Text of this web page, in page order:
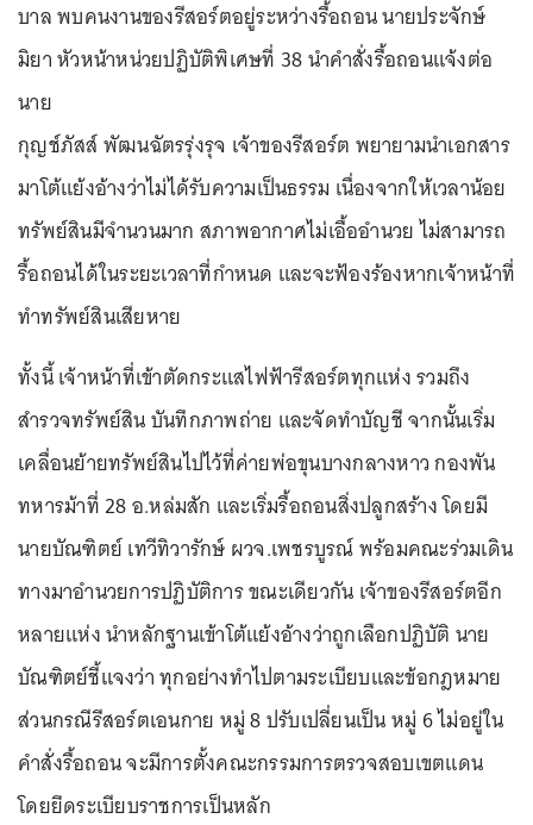
บาล พบคนงานของรีสอร์ตอยู่ระหว่างรื้อถอน นายประจักษ์
มิยา หัวหน้าหน่วยปฏิบัติพิเศษที่ 38 นำคำสั่งรื้อถอนแจ้งต่อ
นาย
กุญช์ภัสส์ พัฒนฉัตรรุ่งรุจ เจ้าของรีสอร์ต พยายามนำเอกสาร
มาโต้แย้งอ้างว่าไม่ได้รับความเป็นธรรม เนื่องจากให้เวลาน้อย
ทรัพย์สินมีจำนวนมาก สภาพอากาศไม่เอื้ออำนวย ไม่สามารถ
รื้อถอนได้ในระยะเวลาที่กำหนด และจะฟ้องร้องหากเจ้าหน้าที่
ทำทรัพย์สินเสียหาย
ทั้งนี้ เจ้าหน้าที่เข้าตัดกระแสไฟฟ้ารีสอร์ตทุกแห่ง รวมถึง
สำรวจทรัพย์สิน บันทึกภาพถ่าย และจัดทำบัญชี จากนั้นเริ่ม
เคลื่อนย้ายทรัพย์สินไปไว้ที่ค่ายพ่อขุนบางกลางหาว กองพัน
ทหารม้าที่ 28 อ.หล่มสัก และเริ่มรื้อถอนสิ่งปลูกสร้าง โดยมี
นายบัณฑิตย์ เทวีทิวารักษ์ ผวจ.เพชรบูรณ์ พร้อมคณะร่วมเดิน
ทางมาอำนวยการปฏิบัติการ ขณะเดียวกัน เจ้าของรีสอร์ตอีก
หลายแห่ง นำหลักฐานเข้าโต้แย้งอ้างว่าถูกเลือกปฏิบัติ นาย
บัณฑิตย์ชี้แจงว่า ทุกอย่างทำไปตามระเบียบและข้อกฎหมาย
ส่วนกรณีรีสอร์ตเอนกาย หมู่ 8 ปรับเปลี่ยนเป็น หมู่ 6 ไม่อยู่ใน
คำสั่งรื้อถอน จะมีการตั้งคณะกรรมการตรวจสอบเขตแดน
โดยยึดระเบียบราชการเป็นหลัก